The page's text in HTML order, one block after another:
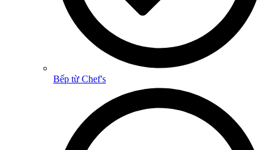
Bếp từ Chef's